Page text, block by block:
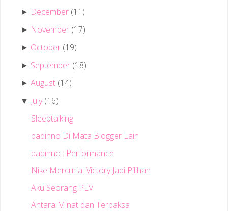
► December (11)
► November (17)
► October (19)
► September (18)
►August (14)
▼ July (16)
Sleeptalking
padinno Di Mata Blogger Lain
padinno : Performance
Nike Mercurial Victory Jadi Pilihan
Aku Seorang PLV
Antara Minat dan Terpaksa